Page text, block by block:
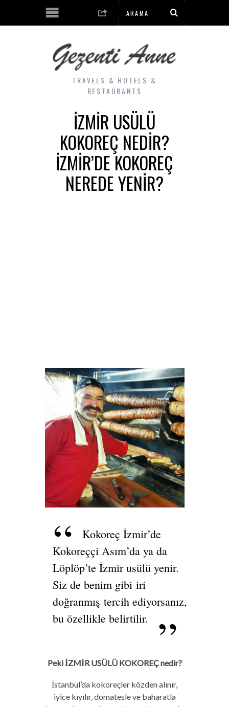
TRAVELS & HOTELS &
RESTAURANTS
İZMIR USÜLÜ
KOKOREÇ NEDIR?
İZMIR’DE KOKOREÇ
NEREDE YENIR?
Kokoreç İzmir’de
Kokoreççi Asım’da ya da
Löplöp’te İzmir usülü yenir.
Siz de benim gibi iri
doğranmış tercih ediyorsanız,
bu özellikle belirtilir.
Peki İZMİR USÜLÜ KOKOREÇ nedir?
İstanbul’da kokoreçler közden alınır,
iyice kıyılır, domatesle ve baharatla